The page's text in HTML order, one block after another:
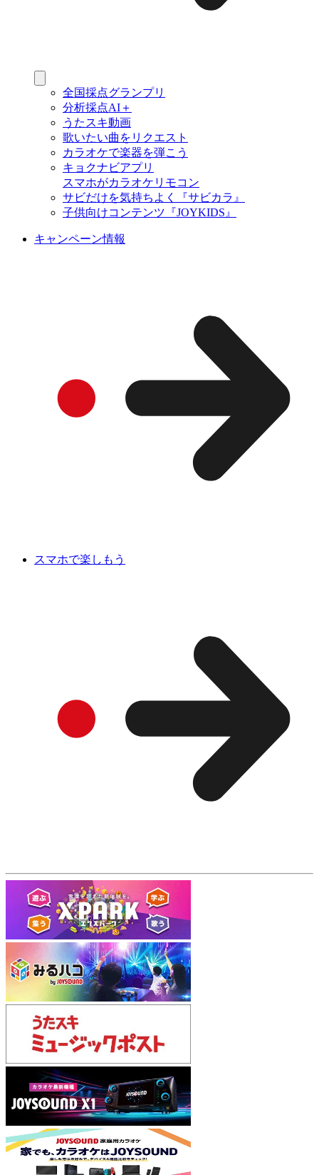
全国採点グランプリ
分析採点AI＋
うたスキ動画
歌いたい曲をリクエスト
カラオケで楽器を弾こう
キョクナビアプリ
スマホがカラオケリモコン
サビだけを気持ちよく『サビカラ』
子供向けコンテンツ『JOYKIDS』
キャンペーン情報
スマホで楽しもう